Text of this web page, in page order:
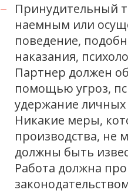
Принудительный
наемным или
поведение,
наказания,
Партнер должен
помощью угроз,
удержание
Никакие меры,
производства, не
должны быть
Работа должна